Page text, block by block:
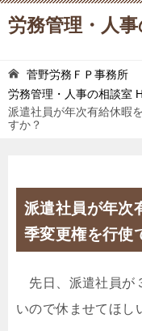
労務管理・人
菅野労務ＦＰ事務所
労務管理・人事の相談室
派遣社員が年次有給休暇
すか？
派遣社員が年次
季変更権を行使
先日、派遣社員が
いので休ませてほし